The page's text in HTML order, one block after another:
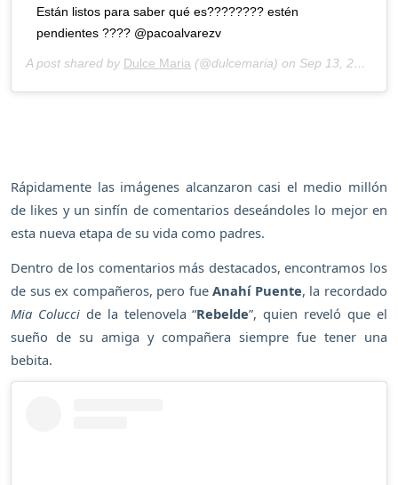
Están listos para saber qué es???????? estén
pendientes ???? @pacoalvarezv
A post shared by Dulce Maria (@dulcemaria) on Sep 13, 2020 at 11:11am PDT
Rápidamente las imágenes alcanzaron casi el medio millón
de likes y un sinfín de comentarios deseándoles lo mejor en
esta nueva etapa de su vida como padres.
Dentro de los comentarios más destacados, encontramos los
de sus ex compañeros, pero fueAnahí Puente, la recordado
Mia Coluccide la telenovela “Rebelde”, quien reveló que el
sueño de su amiga y compañera siempre fue tener una
bebita.